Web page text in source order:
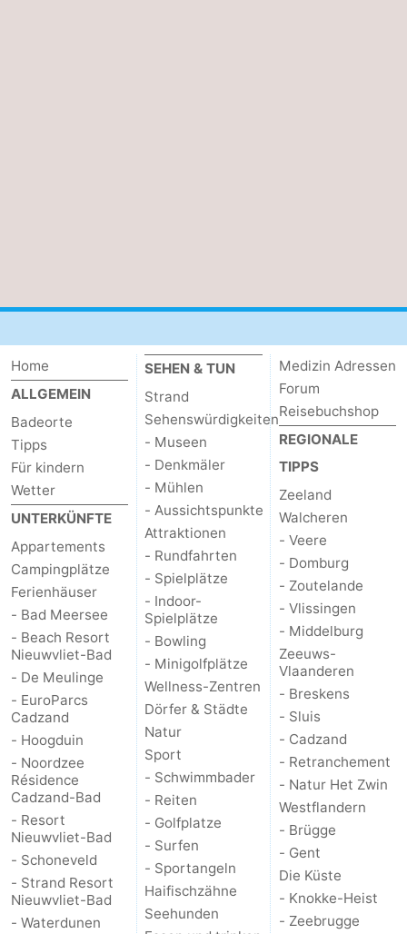
Home
ALLGEMEIN
Badeorte
Tipps
Für kindern
Wetter
UNTERKÜNFTE
Appartements
Campingplätze
Ferienhäuser
- Bad Meersee
- Beach Resort
Nieuwvliet-Bad
- De Meulinge
- EuroParcs
Cadzand
- Hoogduin
- Noordzee
Résidence
Cadzand-Bad
- Resort
Nieuwvliet-Bad
- Schoneveld
- Strand Resort
Nieuwvliet-Bad
- Waterdunen
SEHEN & TUN
Strand
Sehenswürdigkeiten
- Museen
- Denkmäler
- Mühlen
- Aussichtspunkte
Attraktionen
- Rundfahrten
- Spielplätze
- Indoor-
Spielplätze
- Bowling
- Minigolfplätze
Wellness-Zentren
Dörfer & Städte
Natur
Sport
- Schwimmbader
- Reiten
- Golfplatze
- Surfen
- Sportangeln
Haifischzähne
Seehunden
Medizin Adressen
Forum
Reisebuchshop
REGIONALE
TIPPS
Zeeland
Walcheren
- Veere
- Domburg
- Zoutelande
- Vlissingen
- Middelburg
Zeeuws-
Vlaanderen
- Breskens
- Sluis
- Cadzand
- Retranchement
- Natur Het Zwin
Westflandern
- Brügge
- Gent
Die Küste
- Knokke-Heist
- Zeebrugge